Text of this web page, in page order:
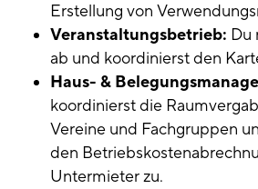
Erstellung von
Veranstaltungsbetrieb: Du
ab und koordinierst den
Haus- &
koordinierst die
Vereine und Fachgruppen
den
Untermieter zu.